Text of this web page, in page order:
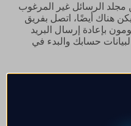
مجلد الرسائل غير المرغوب
يكن هناك أيضًا، اتصل بفريق
بإعادة إرسال البريد
حسابك والبدء في